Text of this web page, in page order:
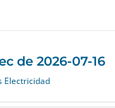
de 2026-07-16
Electricidad